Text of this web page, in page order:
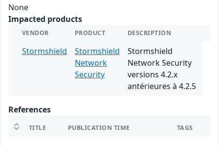
None
Impacted products
VENDOR PRODUCT DESCRIPTION
Stormshield
Stormshield
Network
Security
Stormshield
Network Security
versions 4.2.x
antérieures à 4.2.5
References
TITLE PUBLICATION TIME TAGS